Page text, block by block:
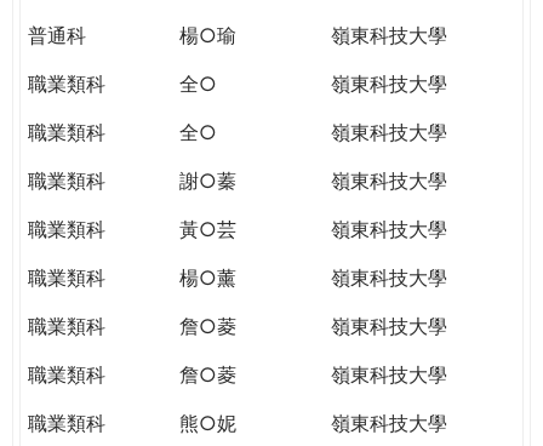
普通科
楊○瑜
嶺東科技大學
職業類科
全○
嶺東科技大學
職業類科
全○
嶺東科技大學
職業類科
謝○蓁
嶺東科技大學
職業類科
黃○芸
嶺東科技大學
職業類科
楊○薰
嶺東科技大學
職業類科
詹○菱
嶺東科技大學
職業類科
詹○菱
嶺東科技大學
職業類科
熊○妮
嶺東科技大學